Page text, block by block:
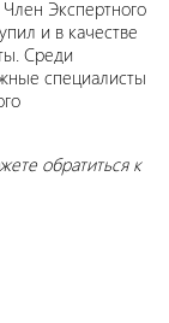
Член Экспертного
и в качестве
Среди
специалисты
обратиться к